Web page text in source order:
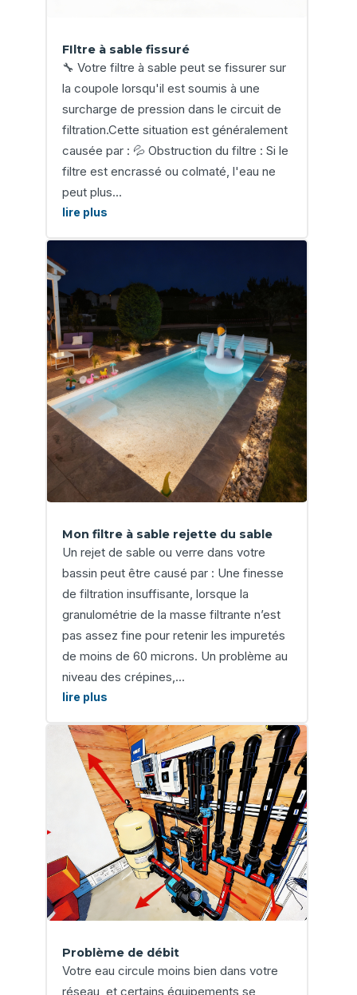
FIltre à sable fissuré
🔧 Votre filtre à sable peut se fissurer sur
la coupole lorsqu'il est soumis à une
surcharge de pression dans le circuit de
filtration.Cette situation est généralement
causée par : 💦 Obstruction du filtre : Si le
filtre est encrassé ou colmaté, l'eau ne
peut plus...
lire plus
Mon filtre à sable rejette du sable
Un rejet de sable ou verre dans votre
bassin peut être causé par : Une finesse
de filtration insuffisante, lorsque la
granulométrie de la masse filtrante n’est
pas assez fine pour retenir les impuretés
de moins de 60 microns. Un problème au
niveau des crépines,...
lire plus
Problème de débit
Votre eau circule moins bien dans votre
réseau, et certains équipements se